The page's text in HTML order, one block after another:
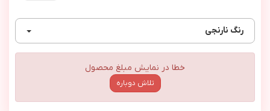
رنگ نارنجي
خطا در نمایش مبلغ محصول
تلاش دوباره